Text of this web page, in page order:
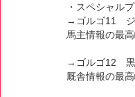
・スペシャル
→ゴルゴ11 ジ
馬主情報の最
→ゴルゴ12 黒
厩舎情報の最